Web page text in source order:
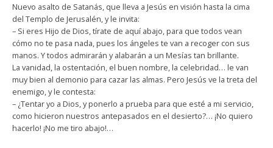
Nuevo asalto de Satanás, que lleva a Jesús en visión hasta la cima
del Templo de Jerusalén, y le invita:
– Si eres Hijo de Dios, tírate de aquí abajo, para que todos vean
cómo no te pasa nada, pues los ángeles te van a recoger con sus
manos. Y todos admirarán y alabarán a un Mesías tan brillante.
La vanidad, la ostentación, el buen nombre, la celebridad… le van
muy bien al demonio para cazar las almas. Pero Jesús ve la treta del
enemigo, y le contesta:
– ¿Tentar yo a Dios, y ponerlo a prueba para que esté a mi servicio,
como hicieron nuestros antepasados en el desierto?… ¡No quiero
hacerlo! ¡No me tiro abajo!…